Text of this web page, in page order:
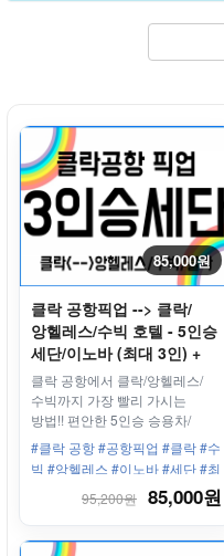
85,000원
클락 공항픽업 --> 클락/
앙헬레스/수빅 호텔 - 5인승
세단/이노바 (최대 3인) +
기사
클락 공항에서 클락/앙헬레스/
수빅까지 가장 빨리 가시는
방법!! 편안한 5인승 승용차/
이노바 차량으로 공항에서 클락/
앙헬레스/수빅 호텔까지
안전하게 도착하세요!
#클락 공항 #공항픽업 #클락 #수
빅 #앙헬레스 #이노바 #세단 #최
95,200원 85,000원